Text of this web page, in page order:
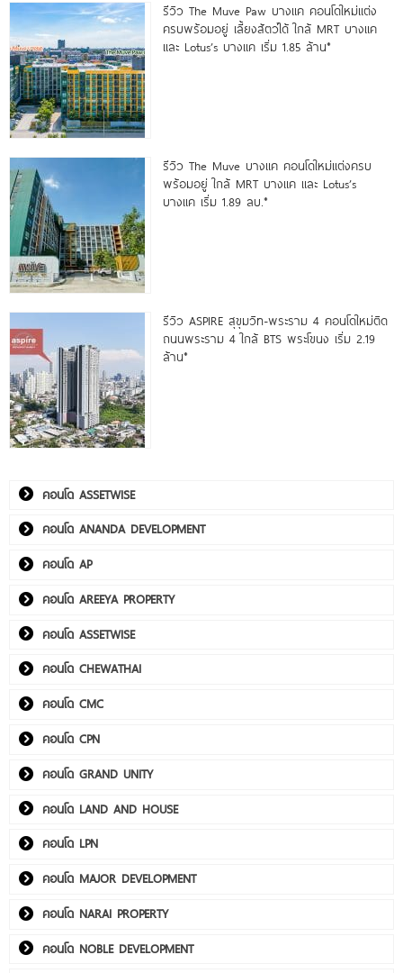
รีวิว The Muve Paw บางแค คอนโดใหม่แต่ง
ครบพร้อมอยู่ เลี้ยงสัตว์ได้ ใกล้ MRT บางแค
และ Lotus’s บางแค เริ่ม 1.85 ล้าน*
รีวิว The Muve บางแค คอนโดใหม่แต่งครบ
พร้อมอยู่ ใกล้ MRT บางแค และ Lotus’s
บางแค เริ่ม 1.89 ลบ.*
รีวิว ASPIRE สุขุมวิท-พระราม 4 คอนโดใหม่ติด
ถนนพระราม 4 ใกล้ BTS พระโขนง เริ่ม 2.19
ล้าน*
คอนโด ASSETWISE
คอนโด ANANDA DEVELOPMENT
คอนโด AP
คอนโด AREEYA PROPERTY
คอนโด ASSETWISE
คอนโด CHEWATHAI
คอนโด CMC
คอนโด CPN
คอนโด GRAND UNITY
คอนโด LAND AND HOUSE
คอนโด LPN
คอนโด MAJOR DEVELOPMENT
คอนโด NARAI PROPERTY
คอนโด NOBLE DEVELOPMENT